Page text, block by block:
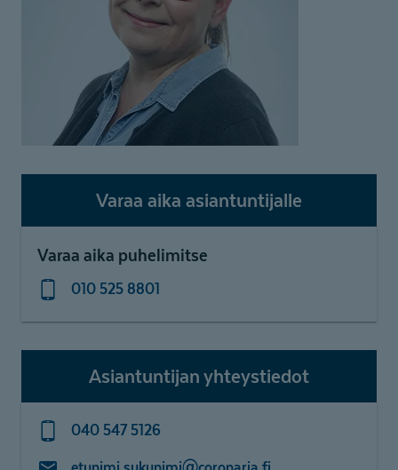
Varaa aika asiantuntijalle
Varaa aika puhelimitse
010 525 8801
Asiantuntijan yhteystiedot
040 547 5126